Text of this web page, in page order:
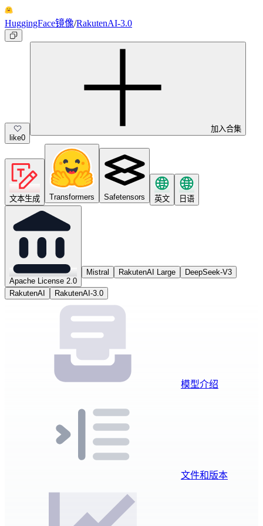
HuggingFace镜像/RakutenAI-3.0
like0
加入合集
文本生成 Transformers Safetensors 英文 日语
Apache License 2.0
Mistral RakutenAI Large DeepSeek-V3
RakutenAI RakutenAI-3.0
模型介绍
文件和版本